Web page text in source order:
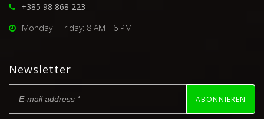
+385 98 868 223
Monday - Friday: 8 AM - 6 PM
Newsletter
ABONNIEREN